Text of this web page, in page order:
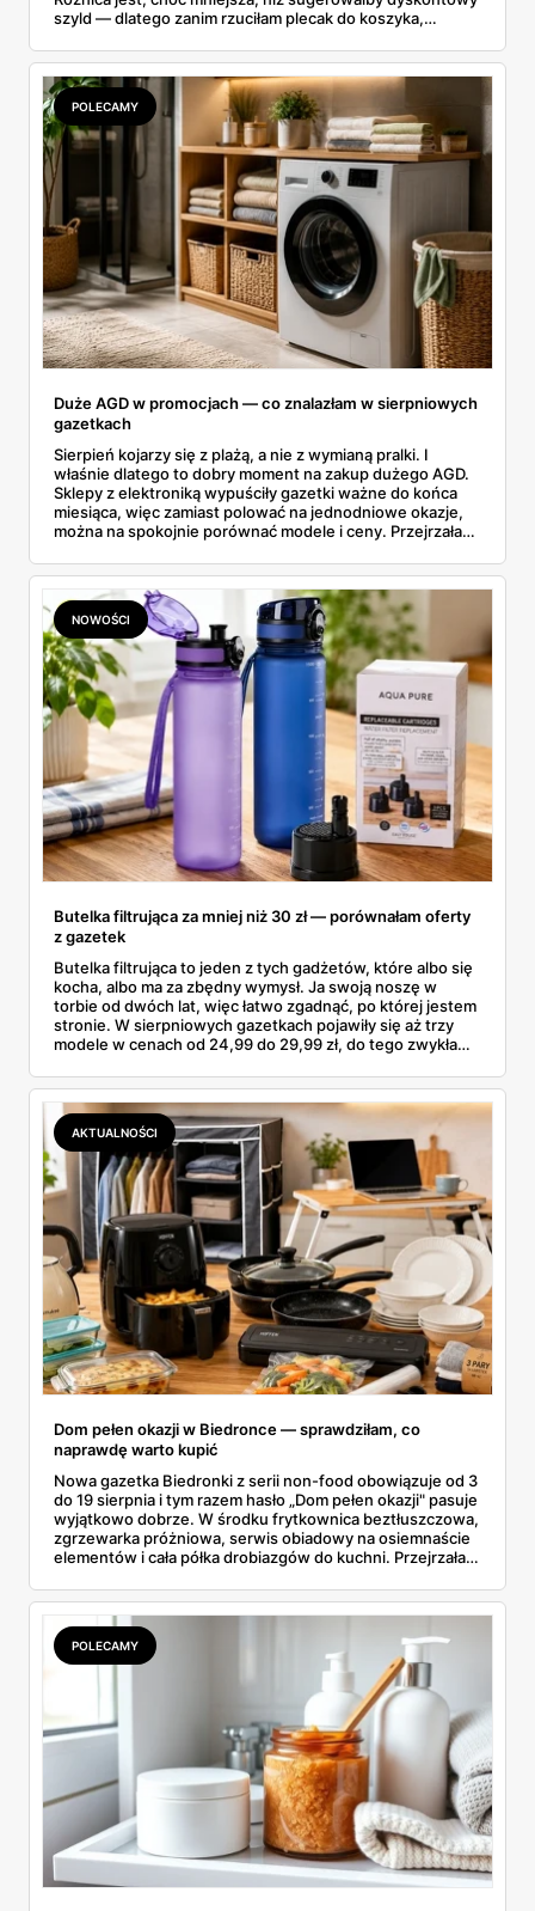
szyld — dlatego zanim rzuciłam plecak do koszyka,
rozpiska: co dokładnie sprzedaje Lidl, ile kosztują
odpowiedniki u producenta i komu ten zakup naprawdę
się opłaci.
POLECAMY
Duże AGD w promocjach — co znalazłam w sierpniowych
gazetkach
Sierpień kojarzy się z plażą, a nie z wymianą pralki. I
właśnie dlatego to dobry moment na zakup dużego AGD.
Sklepy z elektroniką wypuściły gazetki ważne do końca
miesiąca, więc zamiast polować na jednodniowe okazje,
można na spokojnie porównać modele i ceny. Przejrzałam
znalazłam, z cenami i terminami.
NOWOŚCI
Butelka filtrująca za mniej niż 30 zł — porównałam oferty
z gazetek
Butelka filtrująca to jeden z tych gadżetów, które albo się
kocha, albo ma za zbędny wymysł. Ja swoją noszę w
torbie od dwóch lat, więc łatwo zgadnąć, po której jestem
stronie. W sierpniowych gazetkach pojawiły się aż trzy
modele w cenach od 24,99 do 29,99 zł, do tego zwykła
wszystkie oferty i policzyłam, kiedy taki zakup faktycznie
się opłaca.
AKTUALNOŚCI
Dom pełen okazji w Biedronce — sprawdziłam, co
naprawdę warto kupić
Nowa gazetka Biedronki z serii non-food obowiązuje od 3
do 19 sierpnia i tym razem hasło „Dom pełen okazji" pasuje
wyjątkowo dobrze. W środku frytkownica beztłuszczowa,
zgrzewarka próżniowa, serwis obiadowy na osiemnaście
elementów i cała półka drobiazgów do kuchni. Przejrzałam
się przy półce z samego rana.
POLECAMY